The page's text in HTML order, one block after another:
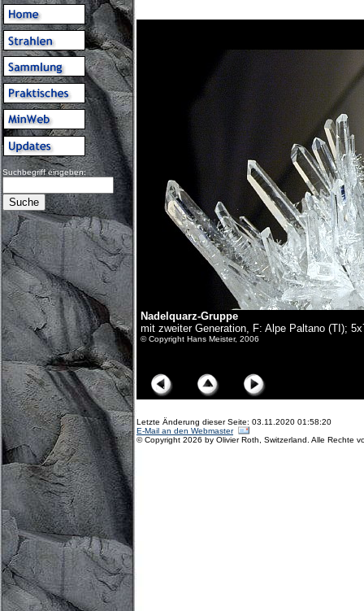
Suchbegriff eingeben:
Nadelquarz-Gruppe
mit zweiter Generation, F: Alpe Paltano (TI);
© Copyright Hans Meister, 2006
Letzte Änderung dieser Seite: 03.11.2020 01:58:20
E-Mail an den Webmaster
© Copyright 2026 by Olivier Roth, Switzerland. Alle Rechte